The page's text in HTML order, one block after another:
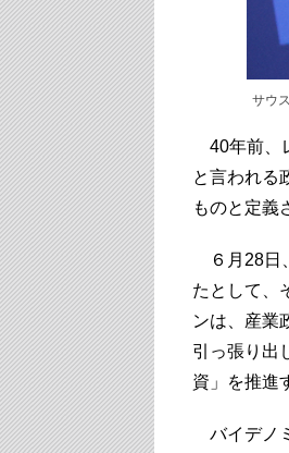
サウ
40年前、
と言われる
ものと定義
６月28日
たとして、
ンは、産業
引っ張り出
資」を推進
バイデノ